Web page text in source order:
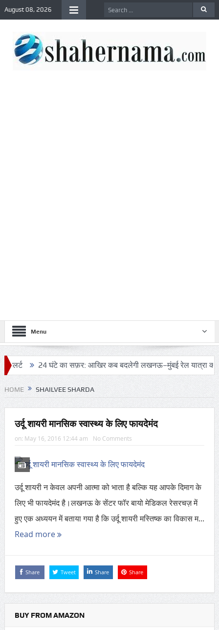
August 08, 2026
Menu
24 घंटे का सफ़र: आखिर कब बदलेगी लखनऊ–मुंबई रेल यात्रा की तस्वीर?
HOME SHAILVEE SHARDA
उर्दू शायरी मानसिक स्वास्थ्य के लिए फायदेमंद
on: May 16, 2016 12:44 am No Comments
उर्दू शायरी न केवल अपनी आत्मा को भाता है बल्कि यह आपके दिमाग के
लिए भी फायदेमंद है।लखनऊ के सेंटर फॉर बायो मेडिकल रेसरचज़ में
हुए एक अध्ययन में बताया गया है कि उर्दू शायरी मस्तिष्क का विकास म...
Read more
Share Tweet Share Share
BUY FROM AMAZON